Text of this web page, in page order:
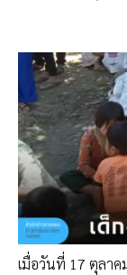
เมื่อวันที่ 17 ตุลาค